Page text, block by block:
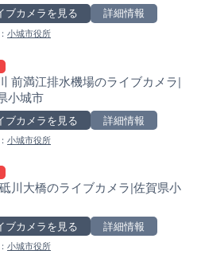
ブカメラを見る 詳細情報
小城市役所
前満江排水機場のライブカメラ|
小城市
ブカメラを見る 詳細情報
小城市役所
川大橋のライブカメラ|佐賀県小
ブカメラを見る 詳細情報
小城市役所